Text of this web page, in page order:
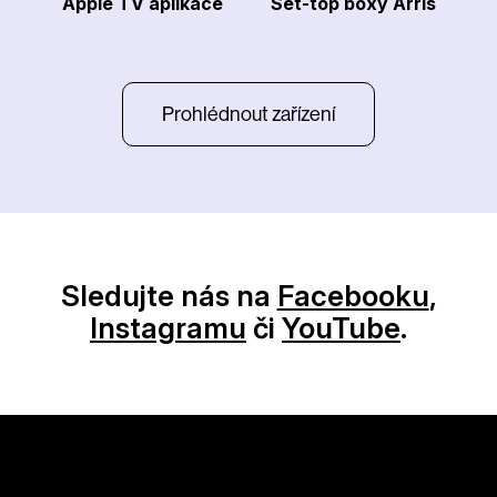
Prohlédnout zařízení
Sledujte nás na Facebooku,
Instagramu či YouTube.